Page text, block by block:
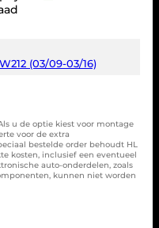
(03/09-03/16)
u de optie kiest voor montage
voor de extra
bestelde order behoudt HL
kosten, inclusief een eventueel
auto-onderdelen, zoals
kunnen niet worden